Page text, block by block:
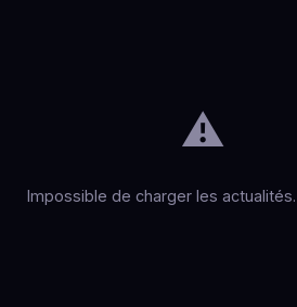
⚠️
Impossible de charger les actualités.